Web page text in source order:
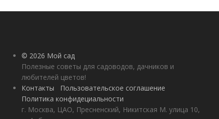
© 2026 Мой сад
Полезные советы для садоводов, дачников и
любителей цветов!
Контакты
Пользовательское соглашение
Политика конфидециальности
г. Москва, ЦАО, Пресненский, Никитская М. улица 10,